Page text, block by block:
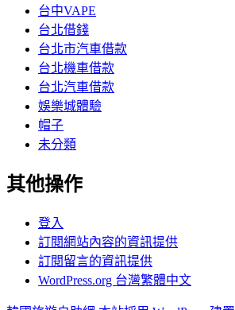
台中VAPE
台北借錢
台北市汽車借款
台北機車借款
台北汽車借款
娛樂城體驗
帽子
未分類
其他操作
登入
訂閱網站內容的資訊提供
訂閱留言的資訊提供
WordPress.org 台灣繁體中文